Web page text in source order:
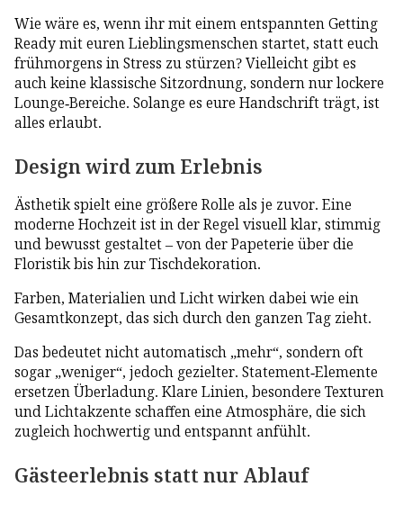
Wie wäre es, wenn ihr mit einem entspannten Getting
Ready mit euren Lieblingsmenschen startet, statt euch
frühmorgens in Stress zu stürzen? Vielleicht gibt es
auch keine klassische Sitzordnung, sondern nur lockere
Lounge-Bereiche. Solange es eure Handschrift trägt, ist
alles erlaubt.
Design wird zum Erlebnis
Ästhetik spielt eine größere Rolle als je zuvor. Eine
moderne Hochzeit ist in der Regel visuell klar, stimmig
und bewusst gestaltet – von der Papeterie über die
Floristik bis hin zur Tischdekoration.
Farben, Materialien und Licht wirken dabei wie ein
Gesamtkonzept, das sich durch den ganzen Tag zieht.
Das bedeutet nicht automatisch „mehr“, sondern oft
sogar „weniger“, jedoch gezielter. Statement-Elemente
ersetzen Überladung. Klare Linien, besondere Texturen
und Lichtakzente schaffen eine Atmosphäre, die sich
zugleich hochwertig und entspannt anfühlt.
Gästeerlebnis statt nur Ablauf